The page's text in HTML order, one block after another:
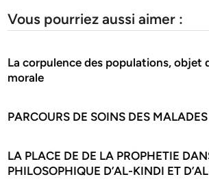
Vous pourriez aussi aimer :
La corpulence des populations, objet
morale
PARCOURS DE SOINS DES MALADES
LA PLACE DE DE LA PROPHETIE
PHILOSOPHIQUE D’AL-KINDI ET